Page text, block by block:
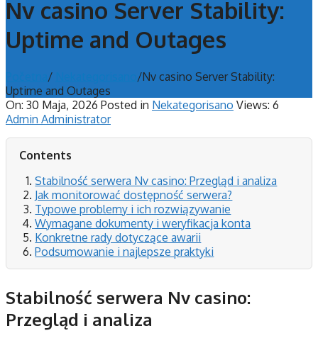
Nv casino Server Stability:
Uptime and Outages
/ /Nv casino Server Stability:
Uptime and Outages
On: 30 Maja, 2026 Posted in Nekategorisano Views: 6
Admin Administrator
Contents
Stabilność serwera Nv casino: Przegląd i analiza
Jak monitorować dostępność serwera?
Typowe problemy i ich rozwiązywanie
Wymagane dokumenty i weryfikacja konta
Konkretne rady dotyczące awarii
Podsumowanie i najlepsze praktyki
Stabilność serwera Nv casino:
Przegląd i analiza